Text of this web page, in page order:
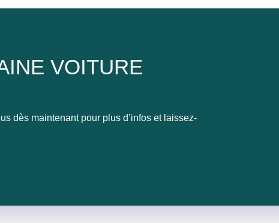
VOITURE
dès maintenant pour plus d’infos et laissez-